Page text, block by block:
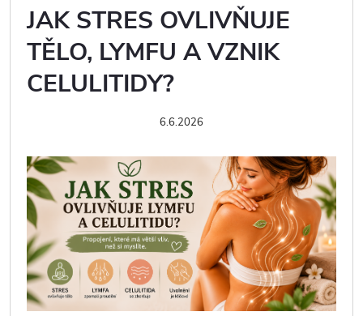
JAK STRES OVLIVŇUJE
TĚLO, LYMFU A VZNIK
CELULITIDY?
6.6.2026